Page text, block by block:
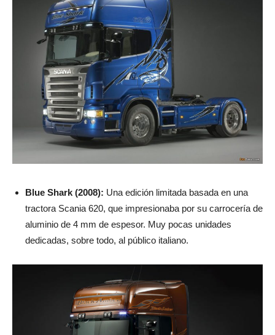
Blue Shark (2008): Una edición limitada basada en una
tractora Scania 620, que impresionaba por su carrocería de
aluminio de 4 mm de espesor. Muy pocas unidades
dedicadas, sobre todo, al público italiano.